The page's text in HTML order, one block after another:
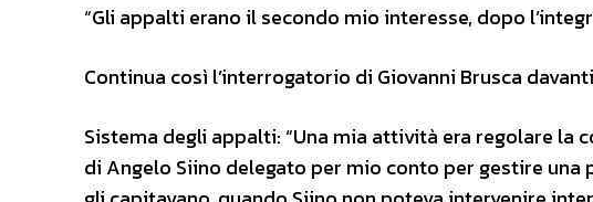
“Gli appalti erano il secondo mio interesse, dopo
Continua così l’interrogatorio di Giovanni Brusca
Sistema degli appalti: “Una mia attività era regolare
di Angelo Siino delegato per mio conto per gestire